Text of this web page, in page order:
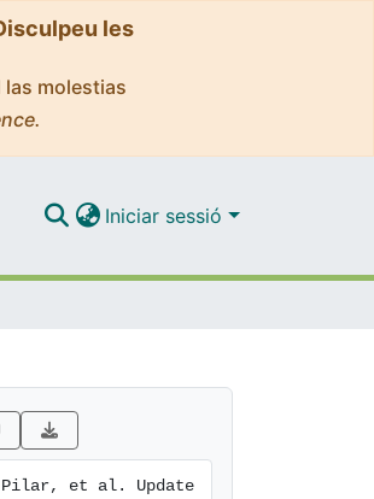
les
molestias
Iniciar sessió
Pilar, et al. Update